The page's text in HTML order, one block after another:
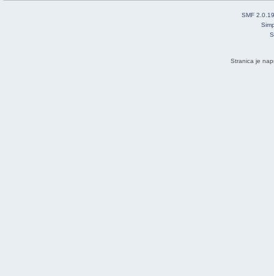
SMF 2.0.19
Stranica je